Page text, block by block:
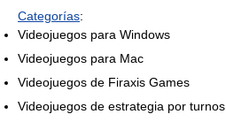
Categorías:
Videojuegos para Windows
Videojuegos para Mac
Videojuegos de Firaxis Games
Videojuegos de estrategia por turnos